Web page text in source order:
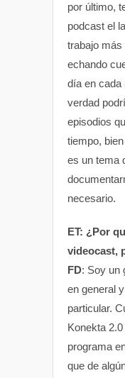
por último,
podcast el
trabajo más
echando
día en cada
verdad
episodios
tiempo,
es un tema
necesario.
ET: ¿Por
videocast,
FD: Soy un
en general
particular.
Konekta
programa
que de